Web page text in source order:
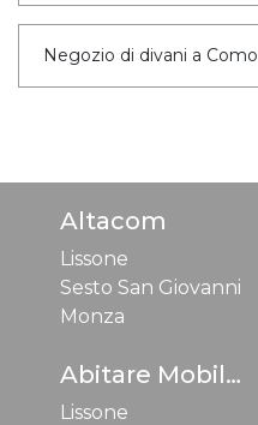
Negozio di divani a Como
Altacom
Lissone
Sesto San Giovanni
Monza
Abitare Mobilstella
Lissone